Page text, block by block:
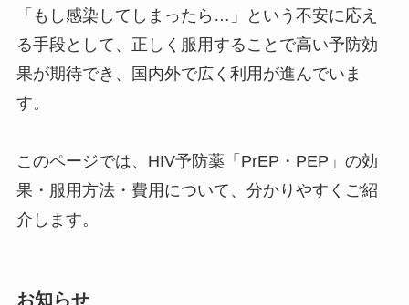
「もし感染してしまったら…」という不安に応え
る手段として、正しく服用することで高い予防効
果が期待でき、国内外で広く利用が進んでいま
す。
このページでは、HIV予防薬「PrEP・PEP」の効
果・服用方法・費用について、分かりやすくご紹
介します。
お知らせ